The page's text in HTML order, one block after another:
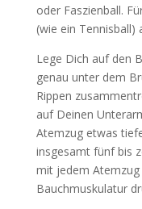
oder Faszienball.
(wie ein Tennisball)
Lege Dich auf den
genau unter dem
Rippen
auf Deinen
Atemzug etwas
insgesamt fünf bis
mit jedem
Bauchmuskulatur